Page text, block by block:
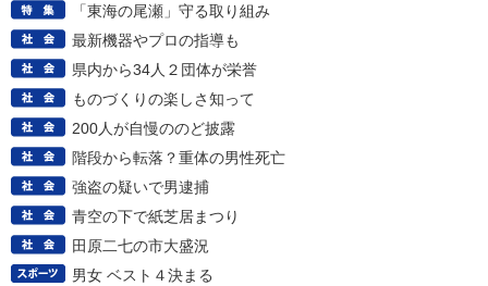
「東海の尾瀬」守る取り組み
最新機器やプロの指導も
県内から34人２団体が栄誉
ものづくりの楽しさ知って
200人が自慢ののど披露
階段から転落？重体の男性死亡
強盗の疑いで男逮捕
青空の下で紙芝居まつり
田原二七の市大盛況
男女 ベスト４決まる